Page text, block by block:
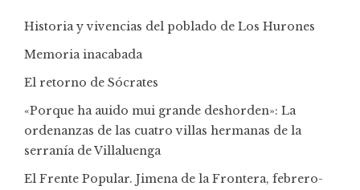
Historia y vivencias del poblado de Los Hurones
Memoria inacabada
El retorno de Sócrates
«Porque ha auido mui grande deshorden»: La
ordenanzas de las cuatro villas hermanas de la
serranía de Villaluenga
El Frente Popular. Jimena de la Frontera, febrero-